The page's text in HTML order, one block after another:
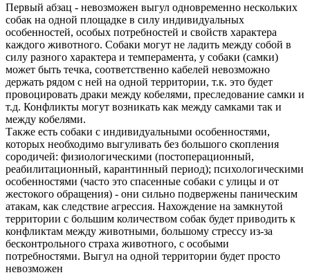
Первый абзац - невозможен выгул одновременно нескольких
собак на одной площадке в силу индивидуальных
особенностей, особых потребностей и свойств характера
каждого животного. Собаки могут не ладить между собой в
силу разного характера и темперамента, у собаки (самки)
может быть течка, соответственно кабелей невозможно
держать рядом с ней на одной территории, т.к. это будет
провоцировать драки между кобелями, преследование самки и
т.д. Конфликты могут возникать как между самками так и
между кобелями.
Также есть собаки с индивидуальными особенностями,
которых необходимо выгуливать без большого скопления
сородичей: физиологическими (постоперационный,
реабилитационный, карантинный период); психологическими
особенностями (часто это спасенные собаки с улицы и от
жестокого обращения) - они сильно подвержены паническим
атакам, как следствие агрессия. Нахождение на замкнутой
территории с большим количеством собак будет приводить к
конфликтам между животными, большому стрессу из-за
бесконтрольного страха животного, с особыми
потребностями. Выгул на одной территории будет просто
невозможен